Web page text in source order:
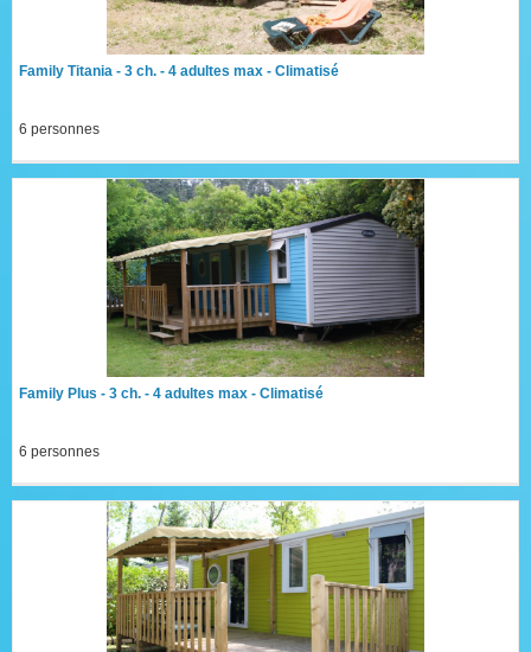
Family Titania - 3 ch. - 4 adultes max - Climatisé
6 personnes
Family Plus - 3 ch. - 4 adultes max - Climatisé
6 personnes